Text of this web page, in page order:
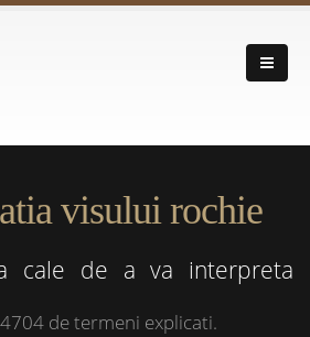
visului rochie
cale de a va interpreta
de termeni explicati.